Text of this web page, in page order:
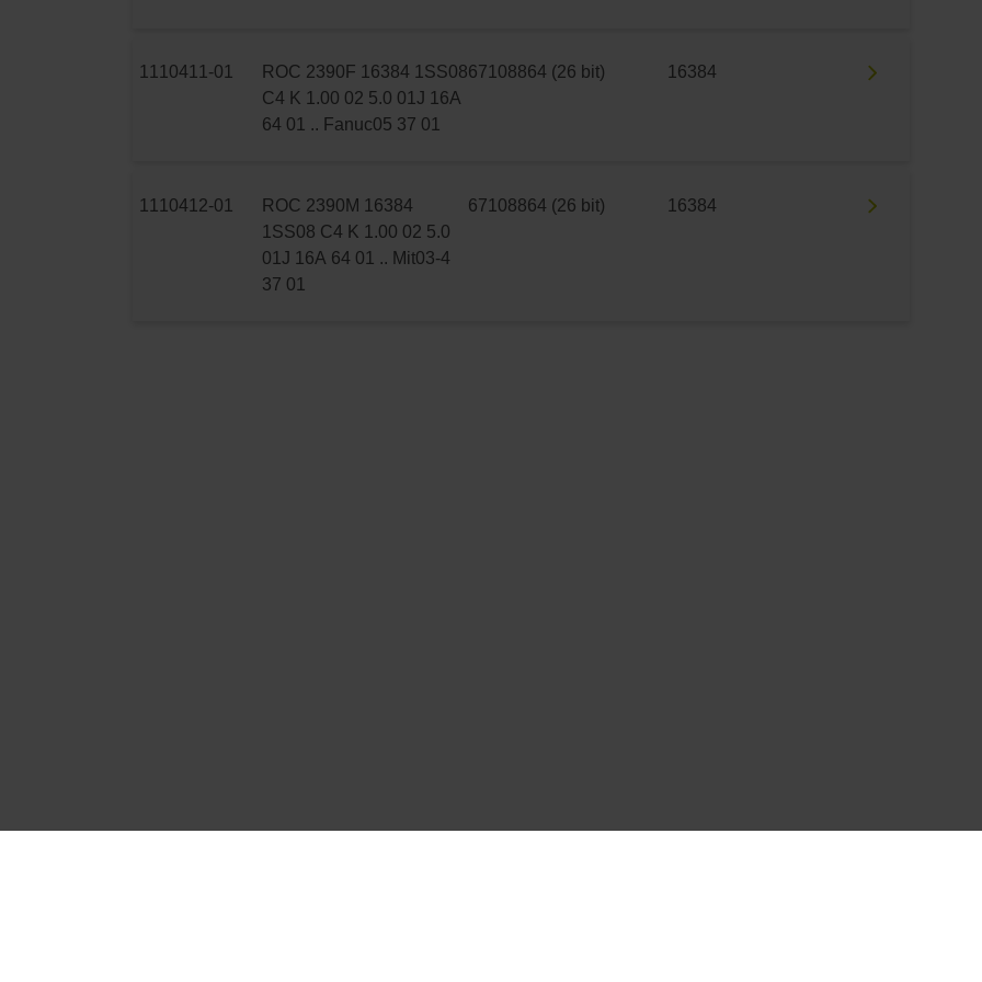
1110411-01
ROC 2390F 16384 1SS08
C4 K 1.00 02 5.0 01J 16A
64 01 .. Fanuc05 37 01
67108864 (26 bit) 16384
1110412-01
ROC 2390M 16384
1SS08 C4 K 1.00 02 5.0
01J 16A 64 01 .. Mit03-4
37 01
67108864 (26 bit) 16384